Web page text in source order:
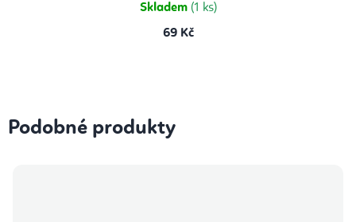
Skladem (1 ks)
69 Kč
Podobné produkty